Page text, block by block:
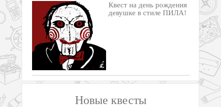
Квест на день рождения
девушке в стиле ПИЛА!
Новые квесты